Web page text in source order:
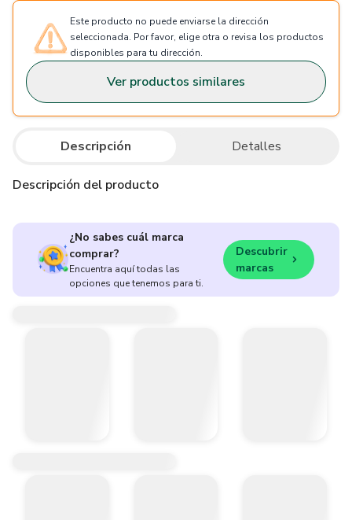
Este producto no puede enviarse la dirección
seleccionada. Por favor, elige otra o revisa los productos
disponibles para tu dirección.
Ver productos similares
Descripción Detalles
Descripción del producto
¿No sabes cuál marca
comprar?
Encuentra aquí todas las
opciones que tenemos para ti.
Descubrir
marcas